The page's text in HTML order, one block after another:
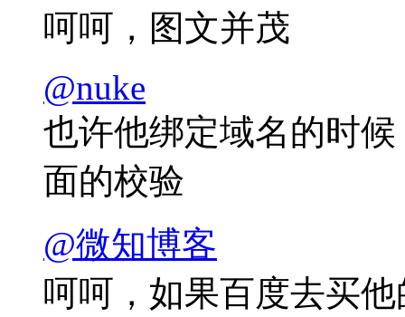
呵呵，图文并茂
@nuke
也许他绑定域名的时候
面的校验
@微知博客
呵呵，如果百度去买